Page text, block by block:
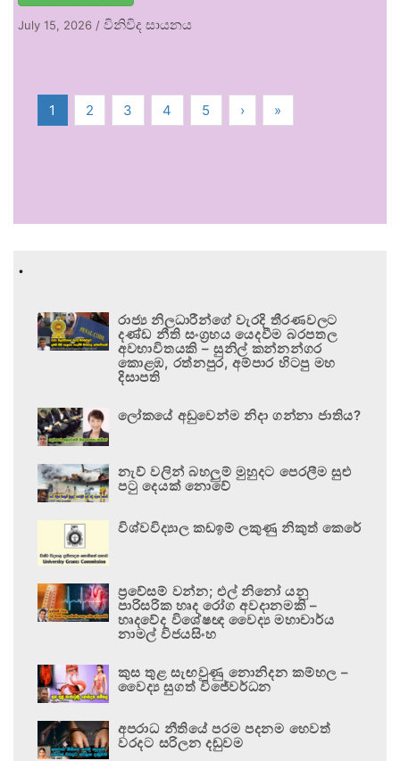
July 15, 2026 / විනිවිද සායනය
1 2 3 4 5 › »
.
රාජ්‍ය නිලධාරීන්ගේ වැරදි තීරණවලට
දණ්ඩ නීති සංග්‍රහය යෙදවීම බරපතල
අවභාවිතයකි – සුනිල් කන්නන්ගර
කොළඹ, රත්නපුර, අම්පාර හිටපු මහ
දිසාපති
ලෝකයේ අඩුවෙන්ම නිදා ගන්නා ජාතිය?
නැව් වලින් බහලුම් මුහුදට පෙරලීම සුළු
පටු දෙයක් නොවේ
විශ්වවිද්‍යාල කඩඉම් ලකුණු නිකුත් කෙරේ
ප්‍රවේසම් වන්න; එල් නිනෝ යනු
පාරිසරික හෘද රෝග අවදානමකි –
හෘදවේද විශේෂඥ වෛද්‍ය මහාචාර්ය
නාමල් විජයසිංහ
කුස තුළ සැඟවුණු නොනිදන කම්හල –
වෛද්‍ය සුගත් විජේවර්ධන
අපරාධ නීතියේ පරම පදනම හෙවත්
වරදට සරිලන දඬුවම